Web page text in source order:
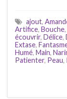
ajout,
Artifice, Bouche,
écouvrir, Délice,
Extase,
Humé, Main,
Patienter, Peau,